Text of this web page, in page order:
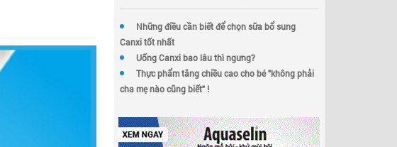
Những điều cần biết để chọn sữa bổ sung
Canxi tốt nhất
Uống Canxi bao lâu thì ngưng?
Thực phẩm tăng chiều cao cho bé "không phải
cha mẹ nào cũng biết" !